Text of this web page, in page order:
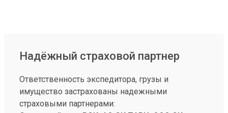
Надёжный страховой партнер
Ответственность экспедитора, грузы и
имущество застрахованы надежными
страховыми партнерами: